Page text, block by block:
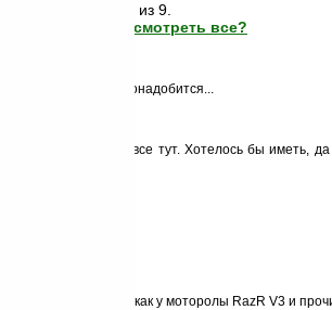
сообщений из 9.
скрыта!
Просмотреть все?
ноутбук более не понадобится...
просто вышка и все тут. Хотелось бы иметь,
клава. ИЛи плоская, как у моторолы RazR V3 и